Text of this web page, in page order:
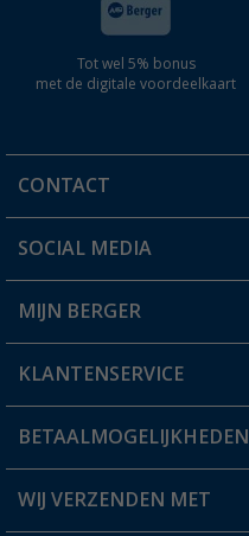
Tot wel 5% bonus
met de digitale voordeelkaart
CONTACT
Een vraag?
Winkel vinden
SOCIAL MEDIA
MIJN BERGER
Mijn account
Status bestelling
Verlanglijstje
KLANTENSERVICE
FAQ & Contact
Verzendinformatie
BETAALMOGELIJKHEDEN
WIJ VERZENDEN MET